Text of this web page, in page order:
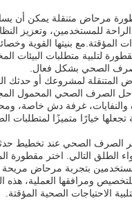
مرحاض متنقلة يمكن أن
للمستخدمين، وتعزيز
المؤقتة.مع بنيتها القوية
لتلبية متطلبات البيئات
الصحي بشكل فعال.
المتنقلة لمشروعك أو حدثك
حل الصرف الصحي المحمول
والنفايات، غرفة دش خاصة،
تجعلها خيارًا متميزًا
الصرف الصحي عند تخطيط
الطلق التالي. اختر مقطورة
بتجربة مرحاض
ومرافقها العملية،
الاحتياجات الصحية المؤقتة.